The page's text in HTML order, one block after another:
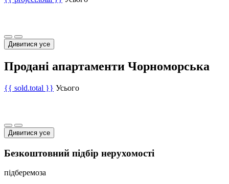
Дивитися усе
Продані апартаменти Чорноморська
{{ sold.total }} Усього
Дивитися усе
Безкоштовний підбір нерухомості
підберемоза